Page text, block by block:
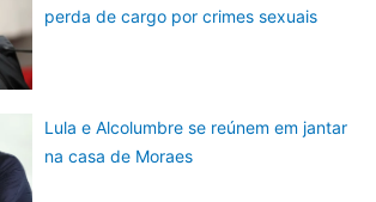
perda de cargo por crimes sexuais
Lula e Alcolumbre se reúnem em jantar
na casa de Moraes